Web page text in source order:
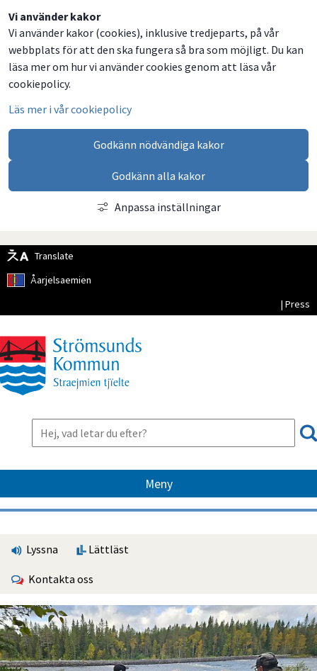
Vi använder kakor
Vi använder kakor (cookies), inklusive tredjeparts, på vår
webbplats för att den ska fungera så bra som möjligt. Du kan
läsa mer om hur vi använder cookies genom att läsa vår
cookiepolicy.
Läs mer i vår cookiepolicy
Godkänn nödvändiga kakor
Godkänn alla kakor
Anpassa inställningar
Translate
Åarjelsaemien
| Press
Meny
Lyssna Lättläst
Kontakta oss
Dela
på
Facebook
Dela
på
Twitter
Dela
på
LinkedIn
Dela
via
email